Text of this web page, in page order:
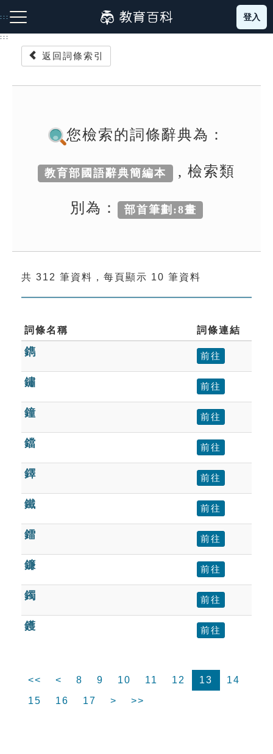
到
主
:::
成語故事
索引選單
單字索引
生命大百科索引
遊戲專區
教學應用
貓頭鷹博士
登入
:::
返回詞條索引
您檢索的詞條辭典為：
教育部國語辭典簡編本 , 檢索類
別為： 部首筆劃:8畫
共 312 筆資料，每頁顯示 10 筆資料
詞條名稱 詞條連結
鐫 前往
鏽 前往
鐘 前往
鐺 前往
鐸 前往
鐵 前往
鐳 前往
鐮 前往
鐲 前往
鑊 前往
<< < 8 9 10 11 12 13
14
15
16 17 > >>